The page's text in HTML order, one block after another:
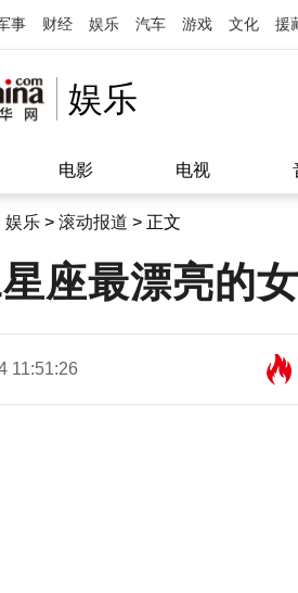
事 财经 娱乐 汽车 游戏 文化 援
娱乐
电影 电视
娱乐 > 滚动报道 > 正文
座最漂亮的
11:51:26